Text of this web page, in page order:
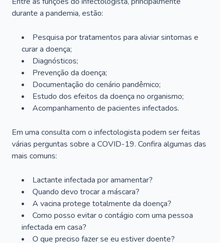
durante a pandemia, estão:
Pesquisa por tratamentos para aliviar sintomas e
curar a doença;
Diagnósticos;
Prevenção da doença;
Documentação do cenário pandêmico;
Estudo dos efeitos da doença no organismo;
Acompanhamento de pacientes infectados.
Em uma consulta com o infectologista podem ser feitas
várias perguntas sobre a COVID-19. Confira algumas das
mais comuns:
Lactante infectada por amamentar?
Quando devo trocar a máscara?
A vacina protege totalmente da doença?
Como posso evitar o contágio com uma pessoa
infectada em casa?
O que preciso fazer se eu estiver doente?